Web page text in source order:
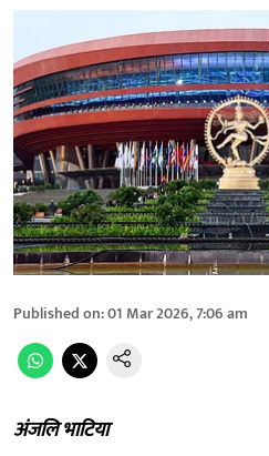
Published on:01 Mar 2026, 7:06 am
अंजलि भाटिया